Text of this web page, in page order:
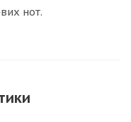
нот.